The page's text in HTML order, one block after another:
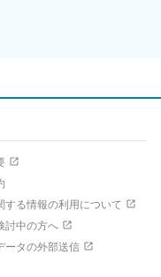
する情報の利用について
討中の方へ
ータの外部送信